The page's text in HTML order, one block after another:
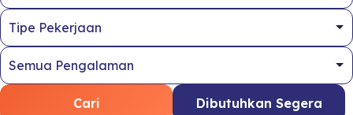
Cari Dibutuhkan Segera